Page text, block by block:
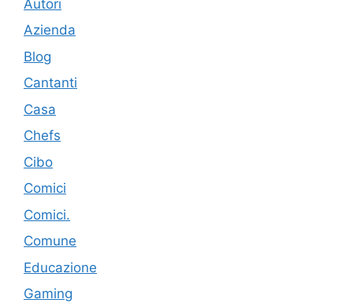
Autori
Azienda
Blog
Cantanti
Casa
Chefs
Cibo
Comici
Comici.
Comune
Educazione
Gaming